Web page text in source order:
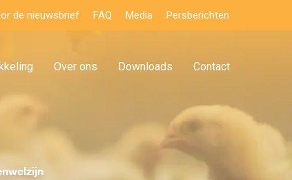
de nieuwsbrief FAQ Media Persberichten
Over ons Downloads Contact